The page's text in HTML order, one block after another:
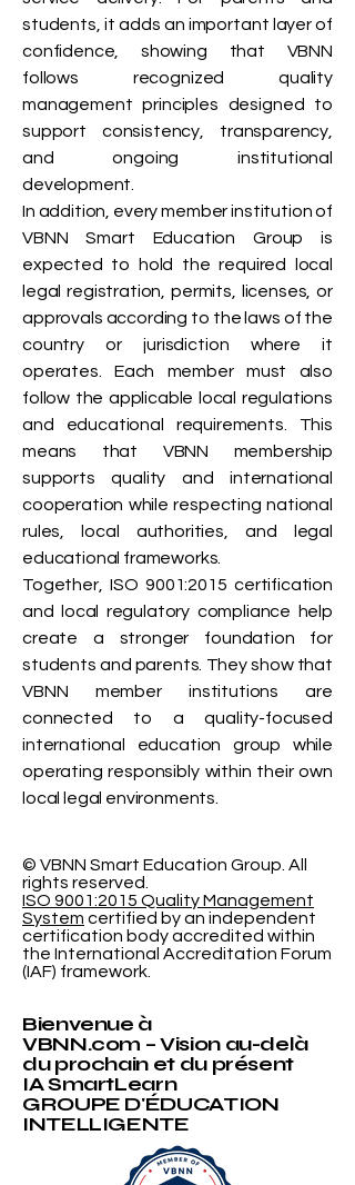
students, it adds an important layer of
confidence, showing that VBNN
follows recognized quality
management principles designed to
support consistency, transparency,
and ongoing institutional
development.
In addition, every member institution of
VBNN Smart Education Group is
expected to hold the required local
legal registration, permits, licenses, or
approvals according to the laws of the
country or jurisdiction where it
operates. Each member must also
follow the applicable local regulations
and educational requirements. This
means that VBNN membership
supports quality and international
cooperation while respecting national
rules, local authorities, and legal
educational frameworks.
Together, ISO 9001:2015 certification
and local regulatory compliance help
create a stronger foundation for
students and parents. They show that
VBNN member institutions are
connected to a quality-focused
international education group while
operating responsibly within their own
local legal environments.
© VBNN Smart Education Group. All
rights reserved.
ISO 9001:2015 Quality Management
System certified by an independent
certification body accredited within
the International Accreditation Forum
(IAF) framework.
Bienvenue à
VBNN.com – Vision au-delà
du prochain et du présent
IA SmartLearn
GROUPE D'ÉDUCATION
INTELLIGENTE